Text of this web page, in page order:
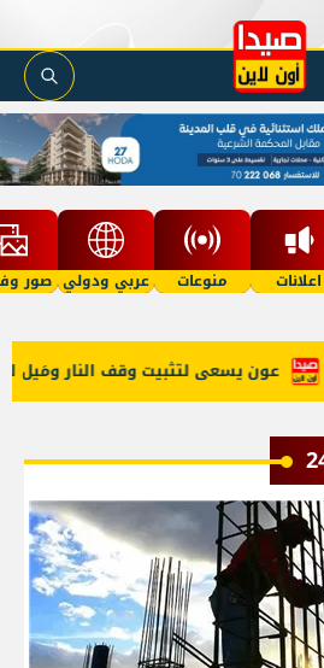
اعلانات منوعات عربي ودولي صور
عون يسعى لتثبيت وقف النار ومَيل